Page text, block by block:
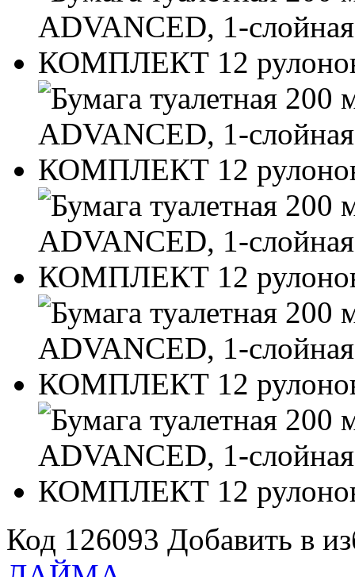
Код 126093 Добавить в